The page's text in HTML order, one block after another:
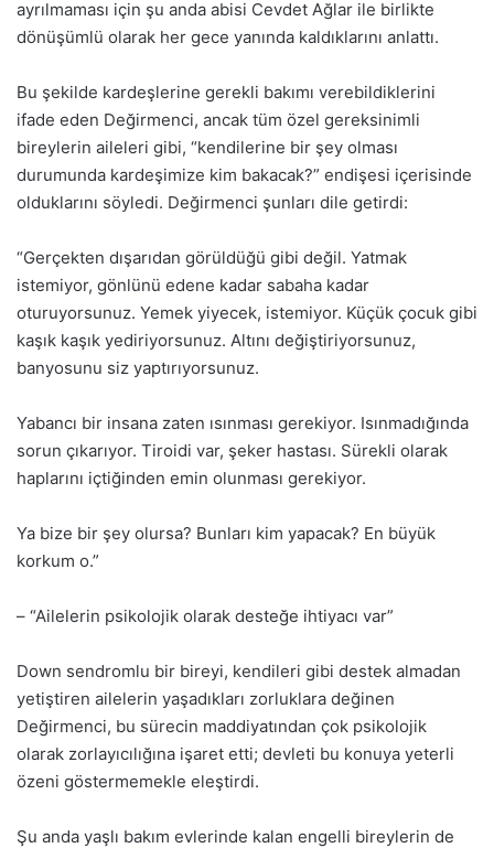
ayrılmaması için şu anda abisi Cevdet Ağlar ile birlikte
dönüşümlü olarak her gece yanında kaldıklarını anlattı.
Bu şekilde kardeşlerine gerekli bakımı verebildiklerini
ifade eden Değirmenci, ancak tüm özel gereksinimli
bireylerin aileleri gibi, “kendilerine bir şey olması
durumunda kardeşimize kim bakacak?” endişesi içerisinde
olduklarını söyledi. Değirmenci şunları dile getirdi:
“Gerçekten dışarıdan görüldüğü gibi değil. Yatmak
istemiyor, gönlünü edene kadar sabaha kadar
oturuyorsunuz. Yemek yiyecek, istemiyor. Küçük çocuk gibi
kaşık kaşık yediriyorsunuz. Altını değiştiriyorsunuz,
banyosunu siz yaptırıyorsunuz.
Yabancı bir insana zaten ısınması gerekiyor. Isınmadığında
sorun çıkarıyor. Tiroidi var, şeker hastası. Sürekli olarak
haplarını içtiğinden emin olunması gerekiyor.
Ya bize bir şey olursa? Bunları kim yapacak? En büyük
korkum o.”
– “Ailelerin psikolojik olarak desteğe ihtiyacı var”
Down sendromlu bir bireyi, kendileri gibi destek almadan
yetiştiren ailelerin yaşadıkları zorluklara değinen
Değirmenci, bu sürecin maddiyatından çok psikolojik
olarak zorlayıcılığına işaret etti; devleti bu konuya yeterli
özeni göstermemekle eleştirdi.
Şu anda yaşlı bakım evlerinde kalan engelli bireylerin de